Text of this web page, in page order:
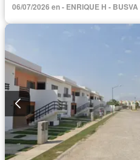
Vista panorámica
Recámara
06/07/2026 en - ENRIQUE H -